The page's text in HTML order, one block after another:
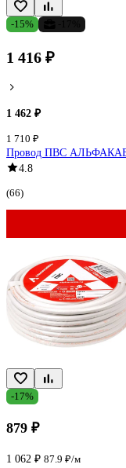
-15%
1 416 ₽
1 462 ₽
1 710 ₽
Провод ПВС
4.8
(66)
-17%
879 ₽
1 062 ₽ 87.9 ₽/м